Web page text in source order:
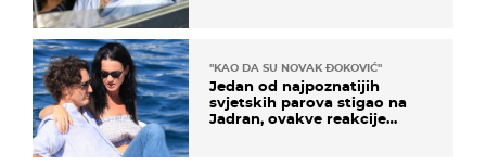
"KAO DA SU NOVAK ĐOKOVIĆ"
Jedan od najpoznatijih
svjetskih parova stigao na
Jadran, ovakve reakcije